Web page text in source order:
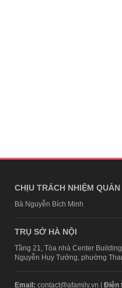
CHỊU TRÁCH NHIỆM
Bà Nguyễn Bích Minh
TRỤ SỞ HÀ NỘI
Tầng 21, Tòa nhà Center
Nguyễn Huy Tưởng, phường
Email: contact@afamily.vn | Điện